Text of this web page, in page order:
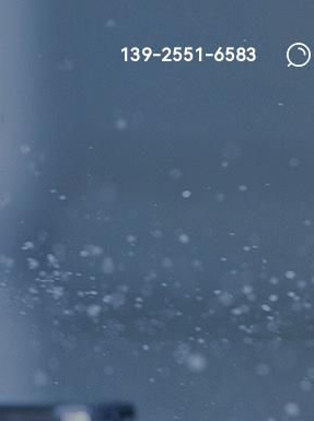
139-2551-6583